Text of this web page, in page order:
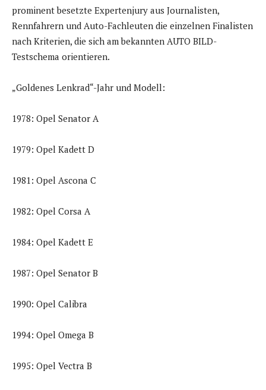
prominent besetzte Expertenjury aus Journalisten,
Rennfahrern und Auto-Fachleuten die einzelnen Finalisten
nach Kriterien, die sich am bekannten AUTO BILD-
Testschema orientieren.
„Goldenes Lenkrad“-Jahr und Modell:
1978: Opel Senator A
1979: Opel Kadett D
1981: Opel Ascona C
1982: Opel Corsa A
1984: Opel Kadett E
1987: Opel Senator B
1990: Opel Calibra
1994: Opel Omega B
1995: Opel Vectra B